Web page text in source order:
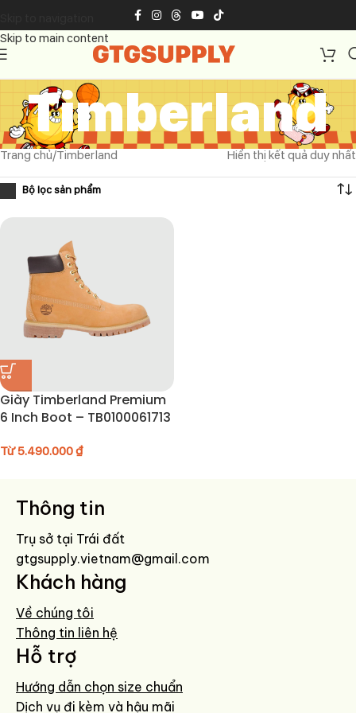
Skip to main content
Timberland
Trang chủ Timberland Hiển thị kết quả duy nhất
Giày Timberland Premium
6 Inch Boot – TB0100061713
Từ5.490.000₫
Thông tin
Trụ sở tại Trái đất
gtgsupply.vietnam@gmail.com
Khách hàng
Về chúng tôi
Thông tin liên hệ
Hỗ trợ
Hướng dẫn chọn size chuẩn
Dịch vụ đi kèm và hậu mãi